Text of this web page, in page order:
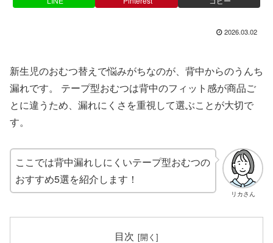
2026.03.02
新生児のおむつ替えで悩みがちなのが、背中からのうんち
漏れです。 テープ型おむつは背中のフィット感が商品ご
とに違うため、漏れにくさを重視して選ぶことが大切で
す。
リカさん
ここでは背中漏れしにくいテープ型おむつの
おすすめ5選を紹介します！
目次